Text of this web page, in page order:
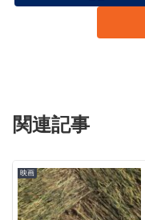
関連記事
映画